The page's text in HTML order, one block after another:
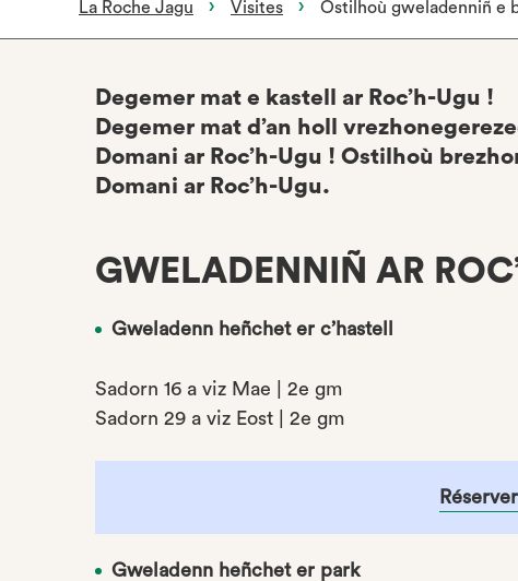
La Roche Jagu Visites Ostilhoù gweladenniñ e
Degemer mat e kastell ar Roc’h-Ugu !
Degemer mat d’an holl
Domani ar Roc’h-Ugu ! Ostilhoù
Domani ar Roc’h-Ugu.
GWELADENNIÑ AR
Gweladenn heñchet er c’hastell
Sadorn 16 a viz Mae | 2e gm
Sadorn 29 a viz Eost | 2e gm
Gweladenn heñchet er park